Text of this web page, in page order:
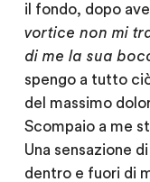
il fondo, dopo
vortice non mi
di me la sua
spengo a tutto
del massimo
Scompaio a me
Una sensazione
dentro e fuori di